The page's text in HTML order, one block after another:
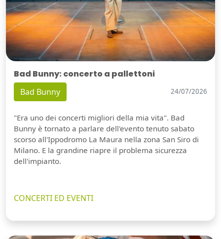
Bad Bunny: concerto a pallettoni
Bad Bunny 24/07/2026
"Era uno dei concerti migliori della mia vita". Bad
Bunny è tornato a parlare dell'evento tenuto sabato
scorso all'Ippodromo La Maura nella zona San Siro di
Milano. E la grandine riapre il problema sicurezza
dell'impianto.
CONCERTI ED EVENTI